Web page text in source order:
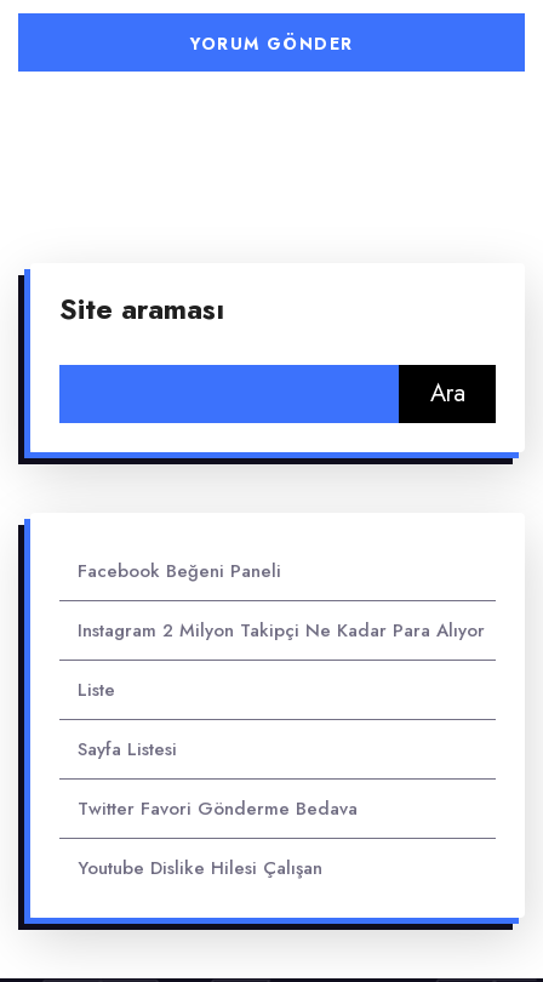
Site araması
Facebook Beğeni Paneli
Instagram 2 Milyon Takipçi Ne Kadar Para Alıyor
Liste
Sayfa Listesi
Twitter Favori Gönderme Bedava
Youtube Dislike Hilesi Çalışan